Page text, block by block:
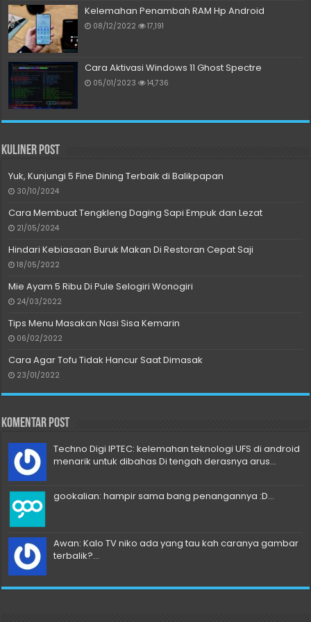
Kelemahan Penambah RAM Hp Android
08/12/2022 17,191
Cara Aktivasi Windows 11 Ghost Spectre
05/01/2023 14,736
Kuliner Post
Yuk, Kunjungi 5 Fine Dining Terbaik di Balikpapan
30/10/2024
Cara Membuat Tengkleng Daging Sapi Empuk dan Lezat
21/05/2024
Hindari Kebiasaan Buruk Makan Di Restoran Cepat Saji
18/05/2022
Mie Ayam 5 Ribu Di Pule Selogiri Wonogiri
24/03/2022
Tips Menu Masakan Nasi Sisa Kemarin
06/02/2022
Cara Agar Tofu Tidak Hancur Saat Dimasak
23/01/2022
Komentar Post
Techno Digi IPTEC: kelemahan teknologi UFS di android
menarik untuk dibahas Di tengah derasnya arus...
gookalian: hampir sama bang penangannya :D...
Awan: Kalo TV niko ada yang tau kah caranya gambar
terbalik?...